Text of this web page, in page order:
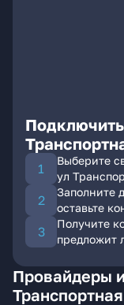
Выберите
ул
Заполните
оставьте
Получите
предложит
Провайдеры